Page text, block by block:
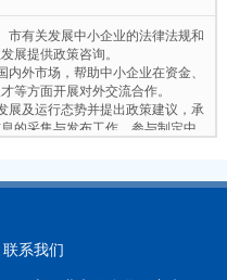
市有关发展中小企业的法律法规和
展提供政策咨询。
外市场，帮助中小企业在资金、
等方面开展对外交流合作。
展及运行态势并提出政策建议，承
的采集与发布工作，参与制定中
品牌建设，促进中小企业信息
服务体系建设，建立服务联盟，联
企业提供技术、人才、资金、能
业辅导等方面的服务，协助企
联系我们